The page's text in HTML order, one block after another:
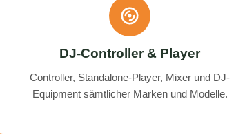
DJ-Controller & Player
Controller, Standalone-Player, Mixer und DJ-
Equipment sämtlicher Marken und Modelle.